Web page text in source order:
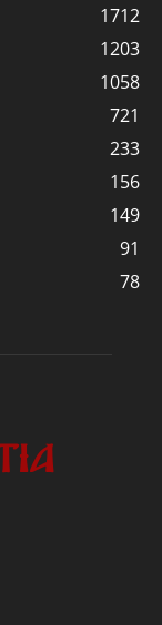
1712
1203
1058
721
233
156
149
91
78